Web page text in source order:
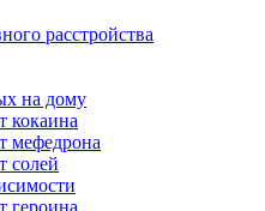
расстройства
на дому
кокаина
мефедрона
солей
героина